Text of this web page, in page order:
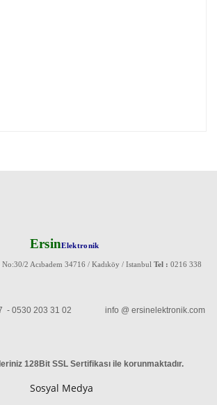
ErsinElektronik
2 Acıbadem 34716 / Kadıköy / Istanbul Tel : 0216 338
- 0530 203 31 02 info @ ersinelektronik.com
128Bit SSL Sertifikası ile korunmaktadır.
Sosyal Medya